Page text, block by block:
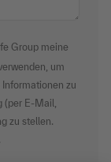
Group meine
um
zu
(per E-Mail,
zu stellen.